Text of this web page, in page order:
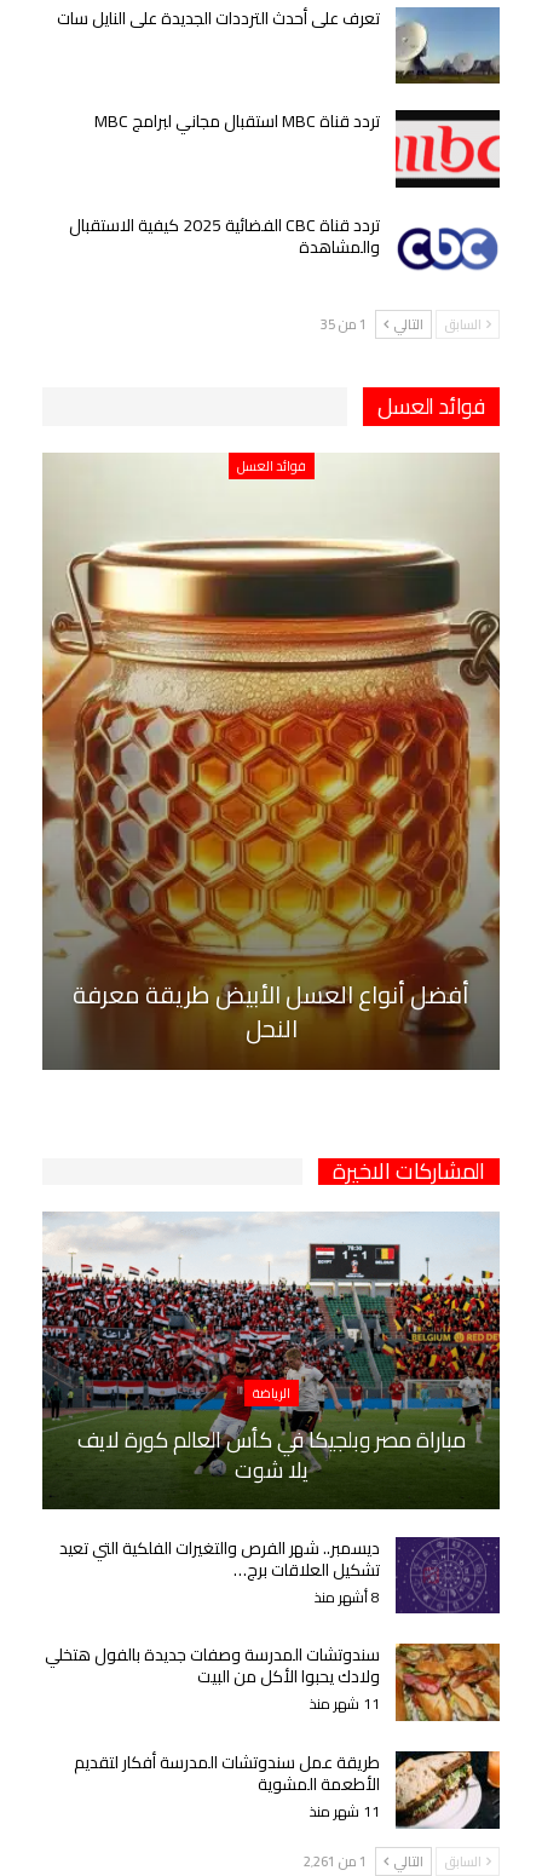
تعرف على أحدث الترددات الجديدة على النايل سات
تردد قناة MBC استقبال مجاني لبرامج MBC
تردد قناة CBC الفضائية 2025 كيفية الاستقبال
والمشاهدة
السابق التالي 1 من 35
فوائد العسل
فوائد العسل
أفضل أنواع العسل الأبيض طريقة معرفة
النحل
المشاركات الاخيرة
الرياضة
مباراة مصر وبلجيكا في كأس العالم كورة لايف
يلا شوت
ديسمبر.. شهر الفرص والتغيرات الفلكية التي تعيد
تشكيل العلاقات برج…
8 أشهر منذ
سندوتشات المدرسة وصفات جديدة بالفول هتخلي
ولادك يحبوا الأكل من البيت
11 شهر منذ
طريقة عمل سندوتشات المدرسة أفكار لتقديم
الأطعمة المشوية
11 شهر منذ
السابق التالي 1 من 2٬261